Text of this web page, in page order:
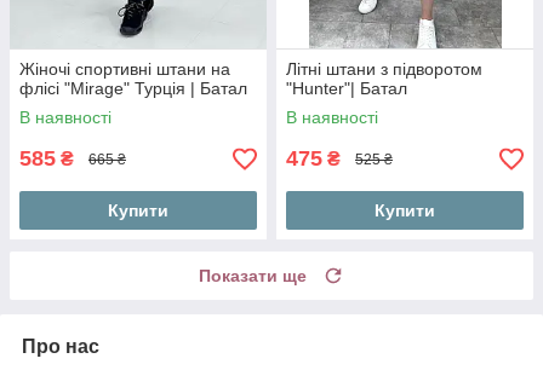
Жіночі спортивні штани на
флісі "Mirage" Турція | Батал
В наявності
585 ₴ 665 ₴
Купити
Літні штани з підворотом
"Hunter"| Батал
В наявності
475 ₴ 525 ₴
Купити
Показати ще
Про нас